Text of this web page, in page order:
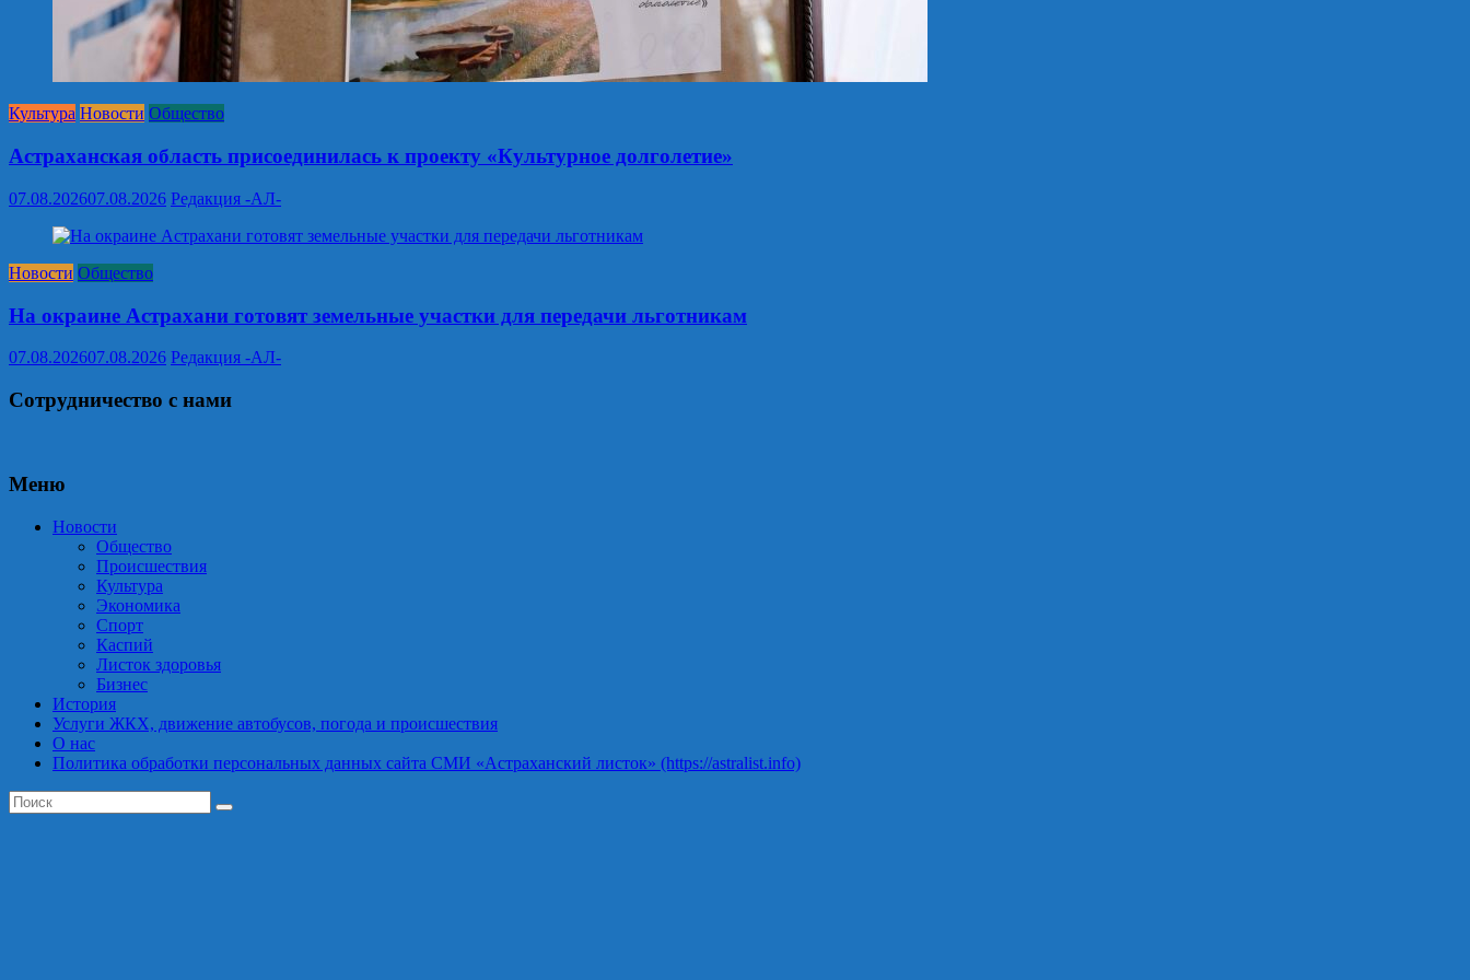
Культура Новости Общество
Астраханская область присоединилась к проекту «Культурное долголетие»
07.08.202607.08.2026 Редакция -АЛ-
Новости Общество
На окраине Астрахани готовят земельные участки для передачи льготникам
07.08.202607.08.2026 Редакция -АЛ-
Сотрудничество с нами
Меню
Новости
Общество
Происшествия
Культура
Экономика
Спорт
Каспий
Листок здоровья
Бизнес
История
Услуги ЖКХ, движение автобусов, погода и происшествия
О нас
Политика обработки персональных данных сайта СМИ «Астраханский листок» (https://astralist.info)